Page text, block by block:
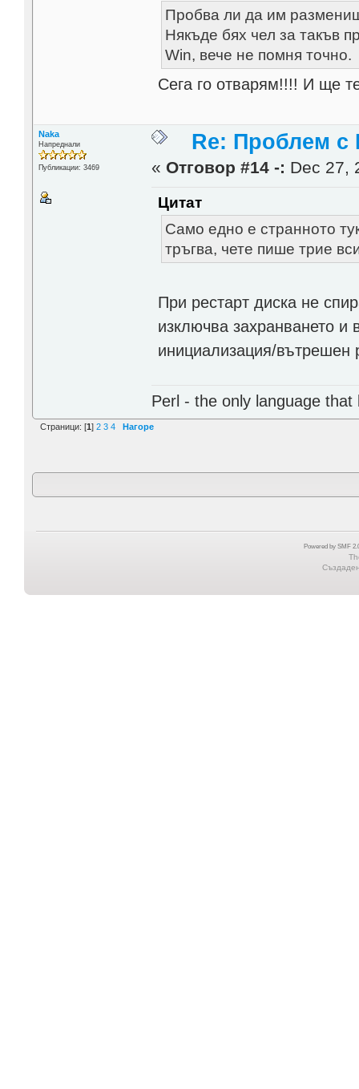
Пробва ли да им
Някъде бях чел за такъв
Win, вече не помня точно.
Сега го отварям!!!! И ще
Naka
Напреднали
Публикации: 3469
Re: Проблем с
« Отговор #14 -: Dec 27,
Цитат
Само едно е странното
тръгва, чете пише трие
При рестарт диска не
изключва захранването и
инициализация/вътрешен
Perl - the only language
Страници: [1] 2 3 4 Нагоре
Powered by SMF